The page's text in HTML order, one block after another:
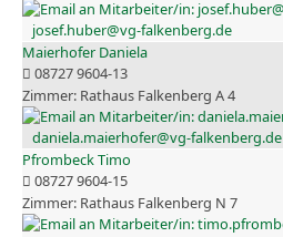
josef.huber@vg-falkenberg.de
Maierhofer Daniela
08727 9604-13
Rathaus Falkenberg A 4
daniela.maierhofer@vg-falkenberg.de
Pfrombeck Timo
08727 9604-15
Rathaus Falkenberg N 7